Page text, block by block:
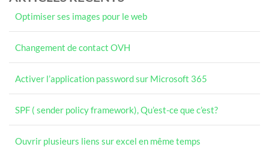
Optimiser ses images pour le web
Changement de contact OVH
Activer l’application password sur Microsoft 365
SPF ( sender policy framework), Qu’est-ce que c’est?
Ouvrir plusieurs liens sur excel en même temps